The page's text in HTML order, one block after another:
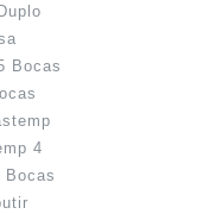
Bocas
4